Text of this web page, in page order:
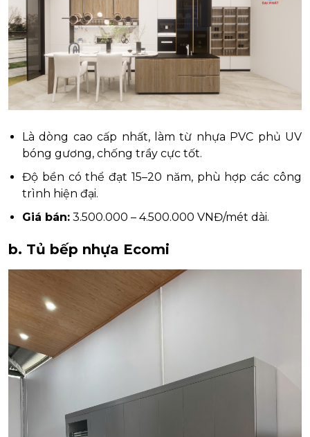
Là dòng cao cấp nhất, làm từ nhựa PVC phủ UV
bóng gương, chống trầy cực tốt.
Độ bền có thể đạt 15–20 năm, phù hợp các công
trình hiện đại.
Giá bán: 3.500.000 – 4.500.000 VNĐ/mét dài.
b. Tủ bếp nhựa Ecomi